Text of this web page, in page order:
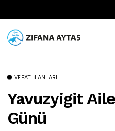
VEFAT İLANLARI
Yavuzyigit
Günü